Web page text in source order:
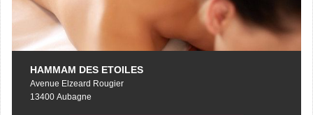
HAMMAM DES ETOILES
Avenue Elzeard Rougier
13400 Aubagne